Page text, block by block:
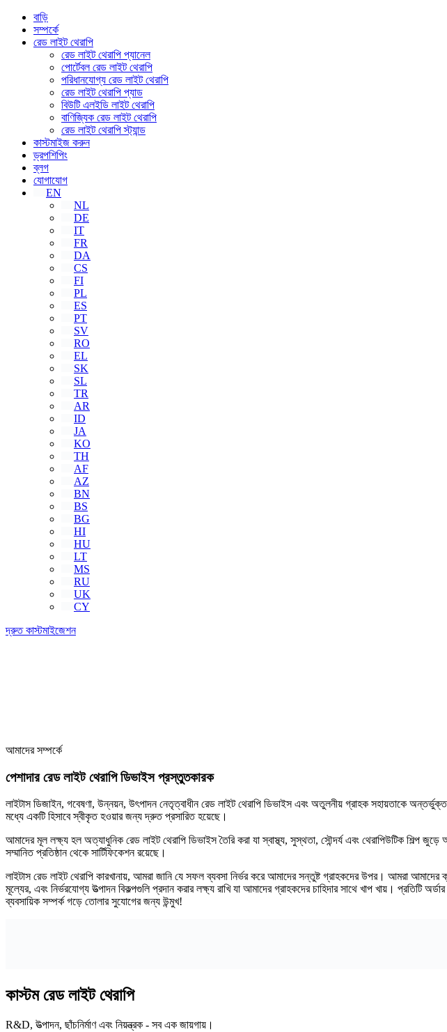
বাড়ি
সম্পর্কে
রেড লাইট থেরাপি
রেড লাইট থেরাপি প্যানেল
পোর্টেবল রেড লাইট থেরাপি
পরিধানযোগ্য রেড লাইট থেরাপি
রেড লাইট থেরাপি প্যাড
বিউটি এলইডি লাইট থেরাপি
বাণিজ্যিক রেড লাইট থেরাপি
রেড লাইট থেরাপি স্ট্যান্ড
কাস্টমাইজ করুন
ড্রপশিপিং
ব্লগ
যোগাযোগ
EN
NL
DE
IT
FR
DA
CS
FI
PL
ES
PT
SV
RO
EL
SK
SL
TR
AR
ID
JA
KO
TH
AF
AZ
BN
BS
BG
HI
HU
LT
MS
RU
UK
CY
দ্রুত কাস্টমাইজেশন
আমাদের সম্পর্কে
পেশাদার রেড লাইট থেরাপি ডিভাইস প্রস্তুতকারক
লাইটাস ডিজাইন, গবেষণা, উন্নয়ন, উৎপাদন নেতৃত্বাধীন রেড লাইট থেরাপি ডিভাইস এবং অতুলনীয় গ্রাহক সহায়তাকে
মধ্যে একটি হিসাবে স্বীকৃত হওয়ার জন্য দ্রুত প্রসারিত হয়েছে।
আমাদের মূল লক্ষ্য হল অত্যাধুনিক রেড লাইট থেরাপি ডিভাইস তৈরি করা যা স্বাস্থ্য, সুস্থতা, সৌন্দর্য এবং থেরাপিউটিক
সম্মানিত প্রতিষ্ঠান থেকে সার্টিফিকেশন রয়েছে।
লাইটাস রেড লাইট থেরাপি কারখানায়, আমরা জানি যে সফল ব্যবসা নির্ভর করে আমাদের সন্তুষ্ট গ্রাহকদের উপর। আমরা আমাদের
মূল্যের, এবং নির্ভরযোগ্য উত্পাদন বিকল্পগুলি প্রদান করার লক্ষ্য রাখি যা আমাদের গ্রাহকদের চাহিদার সাথে খাপ খায়।
ব্যবসায়িক সম্পর্ক গড়ে তোলার সুযোগের জন্য উন্মুখ!
কাস্টম রেড লাইট থেরাপি
R&D, উত্পাদন, ছাঁচনির্মাণ এবং নিয়ন্ত্রক - সব এক জায়গায়।